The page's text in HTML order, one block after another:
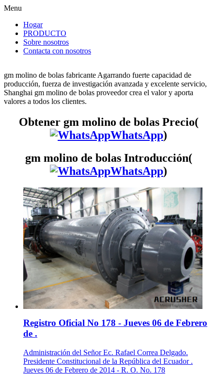
Menu
Hogar
PRODUCTO
Sobre nosotros
Contacta con nosotros
gm molino de bolas fabricante Agarrando fuerte capacidad de
producción, fuerza de investigación avanzada y excelente servicio,
Shanghai gm molino de bolas proveedor crea el valor y aporta
valores a todos los clientes.
Obtener gm molino de bolas Precio(
WhatsApp)
gm molino de bolas Introducción(
WhatsApp)
Registro Oficial No 178 - Jueves 06 de Febrero
de .
Administración del Señor Ec. Rafael Correa Delgado.
Presidente Constitucional de la República del Ecuador .
Jueves 06 de Febrero de 2014 - R. O. No. 178